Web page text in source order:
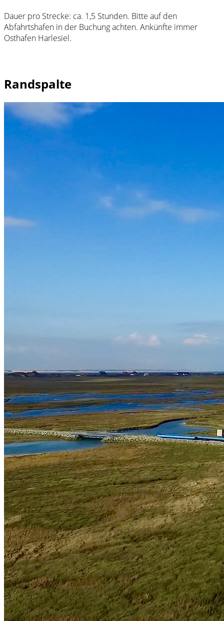
Dauer pro Strecke: ca. 1,5 Stunden. Bitte auf den
Abfahrtshafen in der Buchung achten. Ankünfte immer
Osthafen Harlesiel.
Randspalte